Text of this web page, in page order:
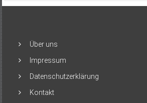
Über uns
Impressum
Datenschutzerklärung
Kontakt